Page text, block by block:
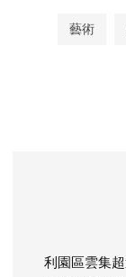
藝術
利園區雲集